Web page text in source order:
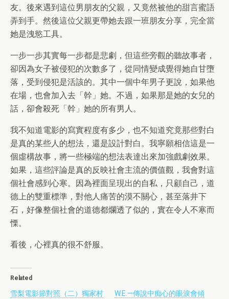
友。後來遇到這位男朋友的父親，又竟然被他的甜言蜜語
弄到手。然後這位父親更帶她去跟一班朋友分享，完全當
她是洩慾工具。
一步一步其實每一步都是悲劇，但這些旁觀的聽故事者，
卻因為女子被侵犯的次數多了，從同情變成覺得她自甘墮
落，受到侵犯是活該的。其中一個中年男子更說，如果他
在場，也會加入去「幹」她。不過，如果那是她的女兒的
話，卻會殺死「幹」她的所有男人。
我不知道電影的寫實程度有多少，也不知道究竟那些對白
是真的某些人的想法，還是設計對白。我寧願相信這是一
個虛構故事，將一些極端的想法表達出來加強戲劇效果。
如果，這些評論是真的反映社會主流的價值觀，我會對這
個社會感到心寒。因為裡面呈現出的自私，只顧自己，道
德上的雙重標準，對他人痛苦的漠不關心，甚至落井下
石，好像整個社會的道德都爛透了似的，實在令人不寒而
慄。
看後，心裡真的很不舒服。
Related
雪梨電影節對照（二）獨家村
W.E.—傳說中痴心的眼淚會傾